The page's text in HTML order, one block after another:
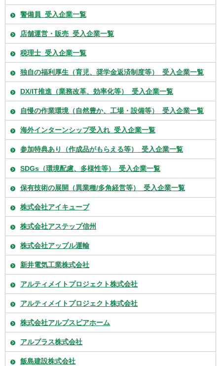
警備員_受入企業一覧
店舗運営・販売_受入企業一覧
税理士_受入企業一覧
独自の福利厚生（育児、奨学金返済制度等）_受入企業一覧
DX/IT推進（業務改革、効率化等）_受入企業一覧
自慢の作業環境（自然豊か、工場・設備等）_受入企業一覧
海外インターンシップ受入れ_受入企業一覧
参加特典あり（作成品がもらえる等）_受入企業一覧
SDGs（環境配慮、多様性等）_受入企業一覧
保有技術の展開（異業種/多角経営等）_受入企業一覧
株式会社アイキューブ
株式会社アステップ信州
株式会社アップル運輸
新井電気工業株式会社
アルティメイトプロジェクト株式会社
アルティメイトプロジェクト株式会社
株式会社アルプスピアホーム
アルプラス株式会社
飯島建設株式会社